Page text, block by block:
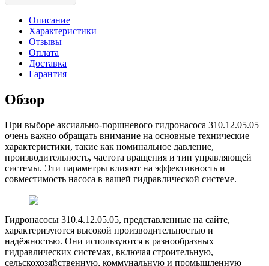
Описание
Характеристики
Отзывы
Оплата
Доставка
Гарантия
Обзор
При выборе аксиально-поршневого гидронасоса 310.12.05.05
очень важно обращать внимание на основные технические
характеристики, такие как номинальное давление,
производительность, частота вращения и тип управляющей
системы. Эти параметры влияют на эффективность и
совместимость насоса в вашей гидравлической системе.
Гидронасосы 310.4.12.05.05, представленные на сайте,
характеризуются высокой производительностью и
надёжностью. Они используются в разнообразных
гидравлических системах, включая строительную,
сельскохозяйственную, коммунальную и промышленную